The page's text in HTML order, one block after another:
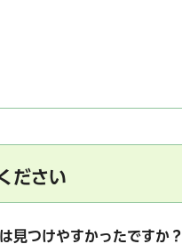
ださい
見つけやすかったですか？